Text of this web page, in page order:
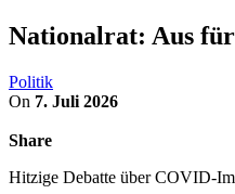
Nationalrat: Aus
Politik
On 7. Juli 2026
Share
Hitzige Debatte über COVID-